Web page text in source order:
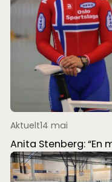
Aktuelt14 mai
Anita Stenberg: “En